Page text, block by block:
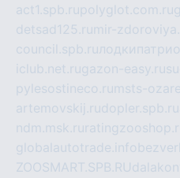
act1.spb.rupolyglot.com.ru
detsad125.ru mir-
council.spb.ru
iclub.net.rugazon-easy.ru
pylesostineco.ru msts-
artemovskij.rudopler.spb.ru
ndm.msk.ru
globalautotrade.info
ZOOSMART.SPB.RU